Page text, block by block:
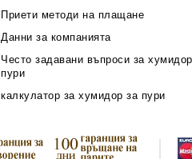
Приети методи на плащане
Данни за компанията
Често задавани въпроси за
пури
калкулатор за хумидор за пури